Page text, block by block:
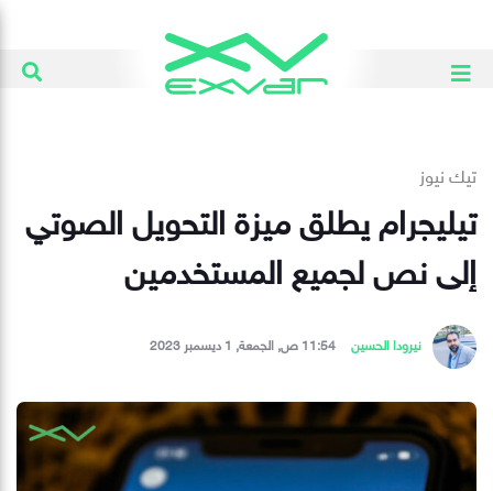
تيك نيوز
تيليجرام يطلق ميزة التحويل الصوتي
إلى نص لجميع المستخدمين
نيرودا الحسين 11:54 ص, الجمعة, 1 ديسمبر 2023